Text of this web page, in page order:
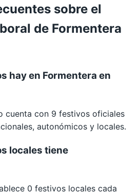
sobre el
de Formentera
hay en Formentera en
cuenta con 9 festivos oficiales
autonómicos y locales.
locales tiene
0 festivos locales cada